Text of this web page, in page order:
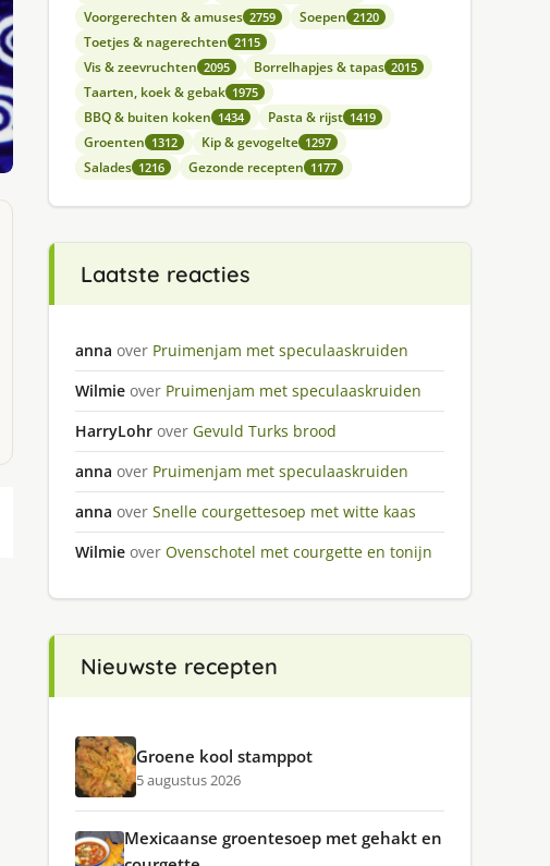
Voorgerechten & amuses 2759 Soepen 2120
Toetjes & nagerechten 2115
Vis & zeevruchten 2095 Borrelhapjes & tapas 2015
Taarten, koek & gebak 1975
BBQ & buiten koken 1434 Pasta & rijst 1419
Groenten 1312 Kip & gevogelte 1297
Salades 1216 Gezonde recepten 1177
Laatste reacties
anna over Pruimenjam met speculaaskruiden
Wilmie over Pruimenjam met speculaaskruiden
HarryLohr over Gevuld Turks brood
anna over Pruimenjam met speculaaskruiden
anna over Snelle courgettesoep met witte kaas
Wilmie over Ovenschotel met courgette en tonijn
Nieuwste recepten
Groene kool stamppot
5 augustus 2026
Mexicaanse groentesoep met gehakt en